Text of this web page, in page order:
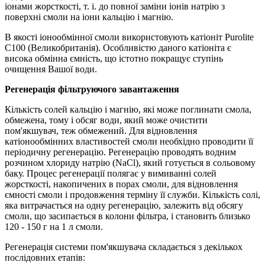
іонами жорсткості, т. і. до повної заміни іонів натрію з
поверхні смоли на іони кальцію і магнію.
В якості іонообмінної смоли використовують катіоніт Purolite
C100 (Великобританія). Особливістю даного катіоніта є
висока обмінна ємність, що істотно покращує ступінь
очищення Вашої води.
Регенерація фільтруючого завантаження
Кількість солей кальцію і магнію, які може поглинати смола,
обмежена, тому і обсяг води, який може очистити
пом'якшувач, теж обмежений. Для відновлення
катіонообмінних властивостей смоли необхідно проводити її
періодичну регенерацію. Регенерацію проводять водним
розчином хлориду натрію (NaCl), який готується в сольовому
баку. Процес регенерації полягає у вимиванні солей
жорсткості, накопичених в порах смоли, для відновлення
ємності смоли і продовження терміну її служби. Кількість солі,
яка витрачається на одну регенерацію, залежить від обсягу
смоли, що засипається в колони фільтра, і становить близько
120 - 150 г на 1 л смоли.
Регенерація системи пом'якшувача складається з декількох
послідовних етапів: